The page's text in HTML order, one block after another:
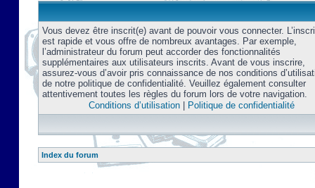
Vous devez être inscrit(e) avant de pouvoir vous connecter.
est rapide et vous offre de nombreux avantages. Par exemple,
l’administrateur du forum peut accorder des fonctionnalités
supplémentaires aux utilisateurs inscrits. Avant de vous inscrire,
assurez-vous d’avoir pris connaissance de nos conditions
de notre politique de confidentialité. Veuillez également consulter
attentivement toutes les règles du forum lors de votre navigation.
Conditions d’utilisation| Politique de confidentialité
Index du forum